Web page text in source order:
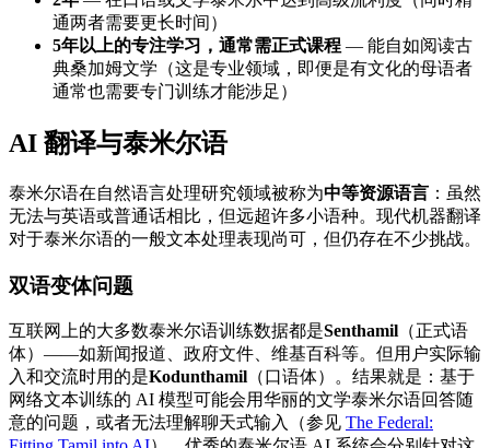
通两者需要更长时间）
5年以上的专注学习，通常需正式课程 — 能自如阅读古
典桑加姆文学（这是专业领域，即便是有文化的母语者
通常也需要专门训练才能涉足）
AI 翻译与泰米尔语
泰米尔语在自然语言处理研究领域被称为中等资源语言 ：虽然
无法与英语或普通话相比，但远超许多小语种。现代机器翻译
对于泰米尔语的一般文本处理表现尚可，但仍存在不少挑战。
双语变体问题
互联网上的大多数泰米尔语训练数据都是Senthamil （正式语
体）——如新闻报道、政府文件、维基百科等。但用户实际输
入和交流时用的是Kodunthamil （口语体）。结果就是：基于
网络文本训练的 AI 模型可能会用华丽的文学泰米尔语回答随
意的问题，或者无法理解聊天式输入（参见 The Federal: